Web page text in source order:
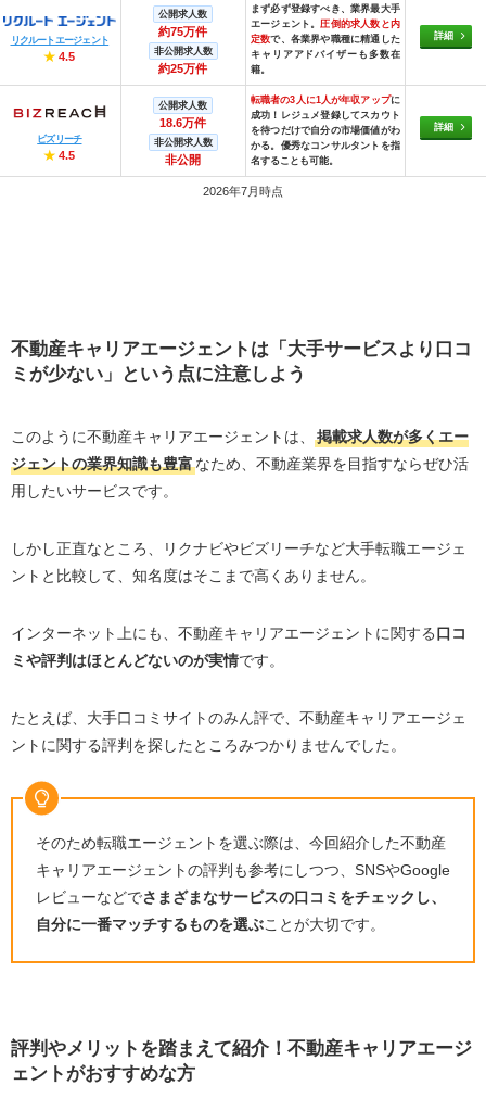
リクルートエージェント
★ 4.5
公開求人数
約75万件
非公開求人数
約25万件
まず必ず登録すべき、業界最大手
エージェント。圧倒的求人数と内
定数で、各業界や職種に精通した
キャリアアドバイザーも多数在
籍。
詳細
ビズリーチ
★ 4.5
公開求人数
18.6万件
非公開求人数
非公開
転職者の3人に1人が年収アップに
成功！レジュメ登録してスカウト
を待つだけで自分の市場価値がわ
かる。優秀なコンサルタントを指
名することも可能。
詳細
2026年7月時点
不動産キャリアエージェントは「大手サービスより口コ
ミが少ない」という点に注意しよう
このように不動産キャリアエージェントは、
掲載求人数が多くエー
ジェントの業界知識も豊富なため、不動産業界を目指すならぜひ活
用したいサービスです。
しかし正直なところ、リクナビやビズリーチなど大手転職エージェ
ントと比較して、知名度はそこまで高くありません。
インターネット上にも、不動産キャリアエージェントに関する口コ
ミや評判はほとんどないのが実情です。
たとえば、大手口コミサイトのみん評で、不動産キャリアエージェ
ントに関する評判を探したところみつかりませんでした。
そのため転職エージェントを選ぶ際は、今回紹介した不動産
キャリアエージェントの評判も参考にしつつ、SNSやGoogle
レビューなどでさまざまなサービスの口コミをチェックし、
自分に一番マッチするものを選ぶことが大切です。
評判やメリットを踏まえて紹介！不動産キャリアエージ
ェントがおすすめな方